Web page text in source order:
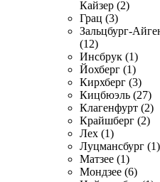
Кайзер (2)
Грац (3)
Зальцбург-
(12)
Инсбрук (1)
Йохберг (1)
Кирхберг (3)
Кицбюэль (27)
Клагенфурт (2)
Крайшберг (2)
Лех (1)
Луцмансбург (1)
Матзее (1)
Мондзее (6)